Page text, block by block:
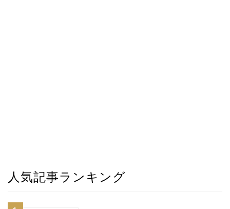
人気記事ランキング